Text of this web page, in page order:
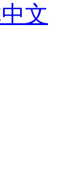
文